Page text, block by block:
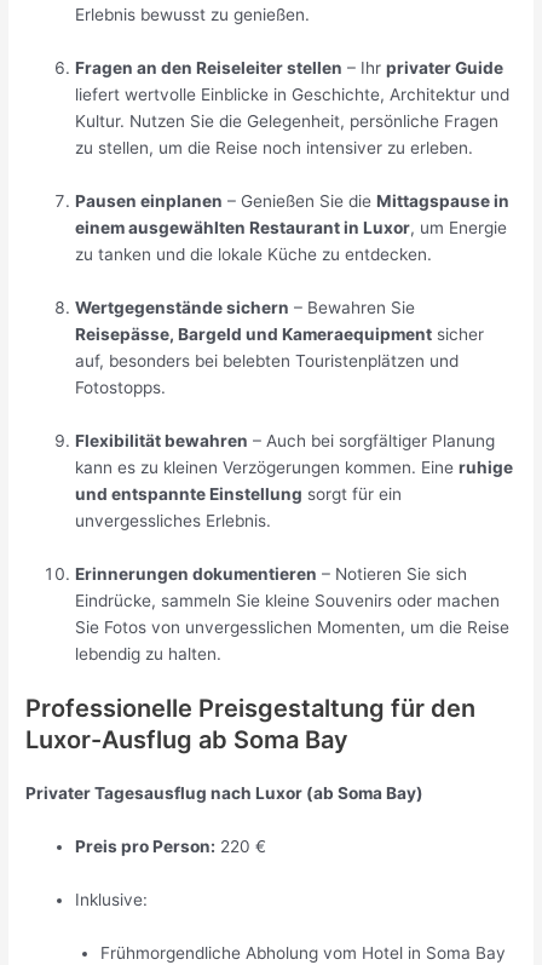
Erlebnis bewusst zu genießen.
Fragen an den Reiseleiter stellen – Ihrprivater Guide
liefert wertvolle Einblicke in Geschichte, Architektur und
Kultur. Nutzen Sie die Gelegenheit, persönliche Fragen
zu stellen, um die Reise noch intensiver zu erleben.
Pausen einplanen – Genießen Sie dieMittagspause in
einem ausgewählten Restaurant in Luxor, um Energie
zu tanken und die lokale Küche zu entdecken.
Wertgegenstände sichern – Bewahren Sie
Reisepässe, Bargeld und Kameraequipment sicher
auf, besonders bei belebten Touristenplätzen und
Fotostopps.
Flexibilität bewahren – Auch bei sorgfältiger Planung
kann es zu kleinen Verzögerungen kommen. Eineruhige
und entspannte Einstellung sorgt für ein
unvergessliches Erlebnis.
Erinnerungen dokumentieren – Notieren Sie sich
Eindrücke, sammeln Sie kleine Souvenirs oder machen
Sie Fotos von unvergesslichen Momenten, um die Reise
lebendig zu halten.
Professionelle Preisgestaltung für den
Luxor-Ausflug ab Soma Bay
Privater Tagesausflug nach Luxor (ab Soma Bay)
Preis pro Person: 220 €
Inklusive:
Frühmorgendliche Abholung vom Hotel in Soma Bay